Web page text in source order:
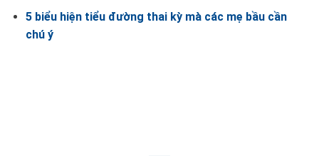
5 biểu hiện tiểu đường thai kỳ mà các mẹ bầu cần
chú ý